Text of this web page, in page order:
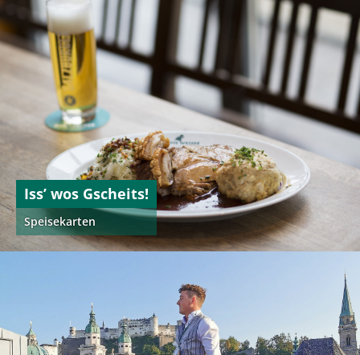
Iss’ wos Gscheits!
Speisekarten